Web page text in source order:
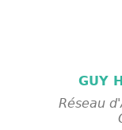
GUY
Réseau